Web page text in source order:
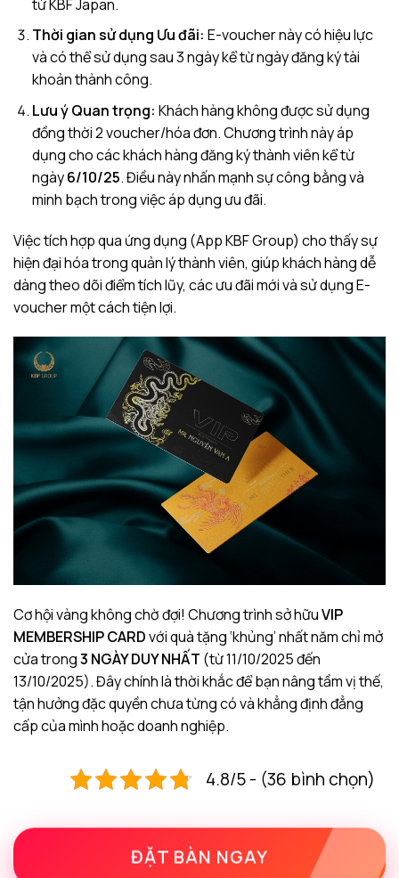
từ KBF Japan.
Thời gian sử dụng Ưu đãi: E-voucher này có hiệu lực
và có thể sử dụng sau 3 ngày kể từ ngày đăng ký tài
khoản thành công.
Lưu ý Quan trọng: Khách hàng không được sử dụng
đồng thời 2 voucher/hóa đơn. Chương trình này áp
dụng cho các khách hàng đăng ký thành viên kể từ
ngày6/10/25. Điều này nhấn mạnh sự công bằng và
minh bạch trong việc áp dụng ưu đãi.
Việc tích hợp qua ứng dụng (App KBF Group) cho thấy sự
hiện đại hóa trong quản lý thành viên, giúp khách hàng dễ
dàng theo dõi điểm tích lũy, các ưu đãi mới và sử dụng E-
voucher một cách tiện lợi.
Cơ hội vàng không chờ đợi! Chương trình sở hữuVIP
MEMBERSHIP CARDvới quà tặng ‘khủng’ nhất năm chỉ mở
cửa trong3 NGÀY DUY NHẤT (từ 11/10/2025 đến
13/10/2025). Đây chính là thời khắc để bạn nâng tầm vị thế,
tận hưởng đặc quyền chưa từng có và khẳng định đẳng
cấp của mình hoặc doanh nghiệp.
4.8/5 - (36 bình chọn)
ĐẶT BÀN NGAY